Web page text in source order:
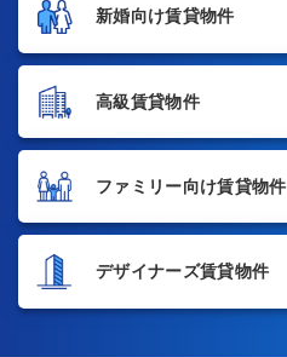
新婚向け賃貸物件
高級賃貸物件
ファミリー向け賃貸物件
デザイナーズ賃貸物件